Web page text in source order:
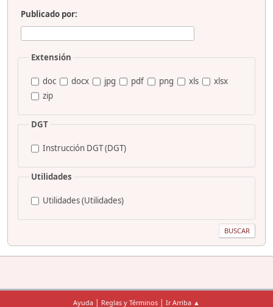
Publicado por:
Extensión
doc docx jpg pdf png xls
xlsx
zip
DGT
Instrucción DGT (DGT)
Utilidades
Utilidades (Utilidades)
Ayuda | Reglas y Términos | Ir Arriba ▲